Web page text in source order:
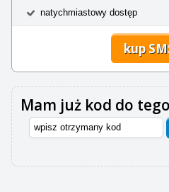
natychmiastowy dostęp
kup
Mam już kod do